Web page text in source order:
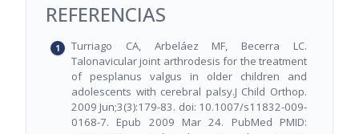
REFERENCIAS
Turriago CA, Arbeláez MF, Becerra LC.
Talonavicular joint arthrodesis for the treatment
of pesplanus valgus in older children and
adolescents with cerebral palsy.J Child Orthop.
2009 Jun;3(3):179-83. doi: 10.1007/s11832-009-
0168-7. Epub 2009 Mar 24. PubMed PMID: